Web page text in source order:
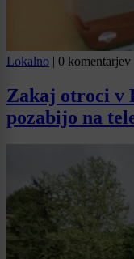
Lokalno | 0 komentarjev
Zakaj otroci v
pozabijo na